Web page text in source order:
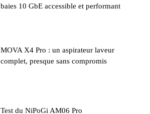
baies 10 GbE accessible et performant
MOVA X4 Pro : un aspirateur laveur
complet, presque sans compromis
Test du NiPoGi AM06 Pro